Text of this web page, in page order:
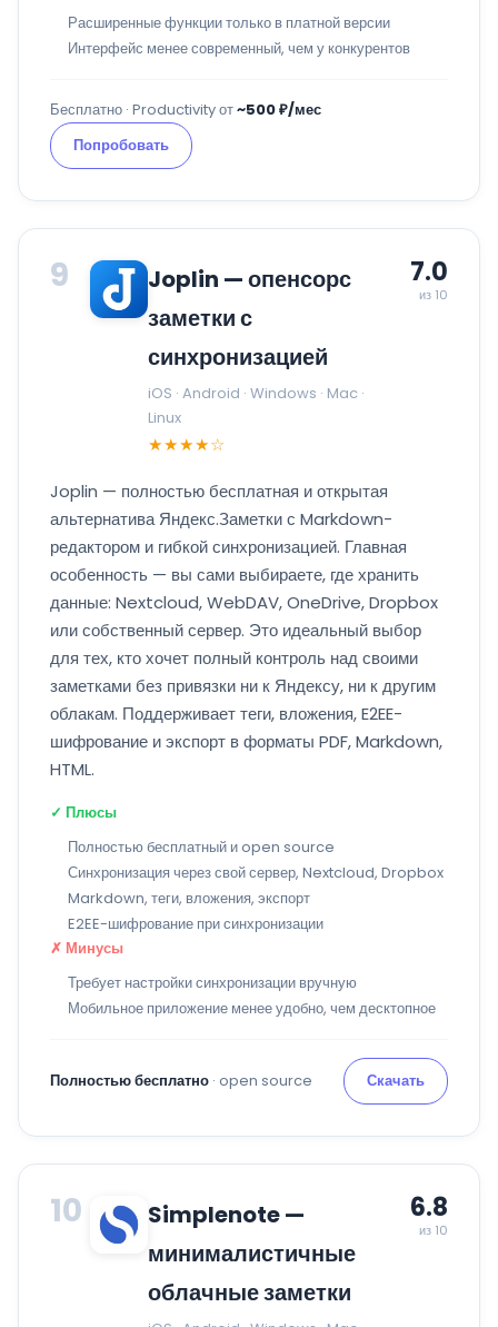
Расширенные функции только в платной версии
Интерфейс менее современный, чем у конкурентов
Бесплатно · Productivity от~500 ₽/мес
Попробовать
9
Joplin — опенсорс
заметки с
синхронизацией
iOS · Android · Windows · Mac ·
Linux
★★★★☆
7.0
из 10
Joplin — полностью бесплатная и открытая
альтернатива Яндекс.Заметки с Markdown-
редактором и гибкой синхронизацией. Главная
особенность — вы сами выбираете, где хранить
данные: Nextcloud, WebDAV, OneDrive, Dropbox
или собственный сервер. Это идеальный выбор
для тех, кто хочет полный контроль над своими
заметками без привязки ни к Яндексу, ни к другим
облакам. Поддерживает теги, вложения, E2EE-
шифрование и экспорт в форматы PDF, Markdown,
HTML.
✓ Плюсы
Полностью бесплатный и open source
Синхронизация через свой сервер, Nextcloud, Dropbox
Markdown, теги, вложения, экспорт
E2EE-шифрование при синхронизации
✗ Минусы
Требует настройки синхронизации вручную
Мобильное приложение менее удобно, чем десктопное
Полностью бесплатно · open source Скачать
10
Simplenote —
минималистичные
облачные заметки
6.8
из 10